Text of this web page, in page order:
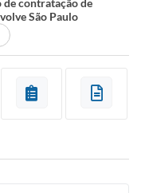
contratação de
São Paulo